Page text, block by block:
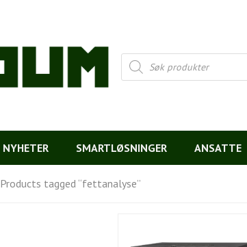
Products
search
NYHETER SMARTLØSNINGER ANSATTE
Products tagged “fettanalyse”